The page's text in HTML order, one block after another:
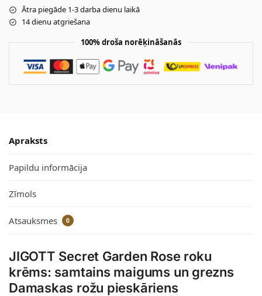
Ātra piegāde 1-3 darba dienu laikā
14 dienu atgriešana
100% droša norēķināšanās
Apraksts
Papildu informācija
Zīmols
Atsauksmes 0
JIGOTT Secret Garden Rose roku
krēms: samtains maigums un grezns
Damaskas rožu pieskāriens